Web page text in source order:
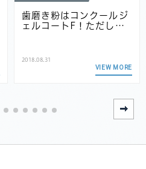
歯磨き粉はコンクールジ
ェルコートF！ただし…
2018.08.31
VIEW MORE